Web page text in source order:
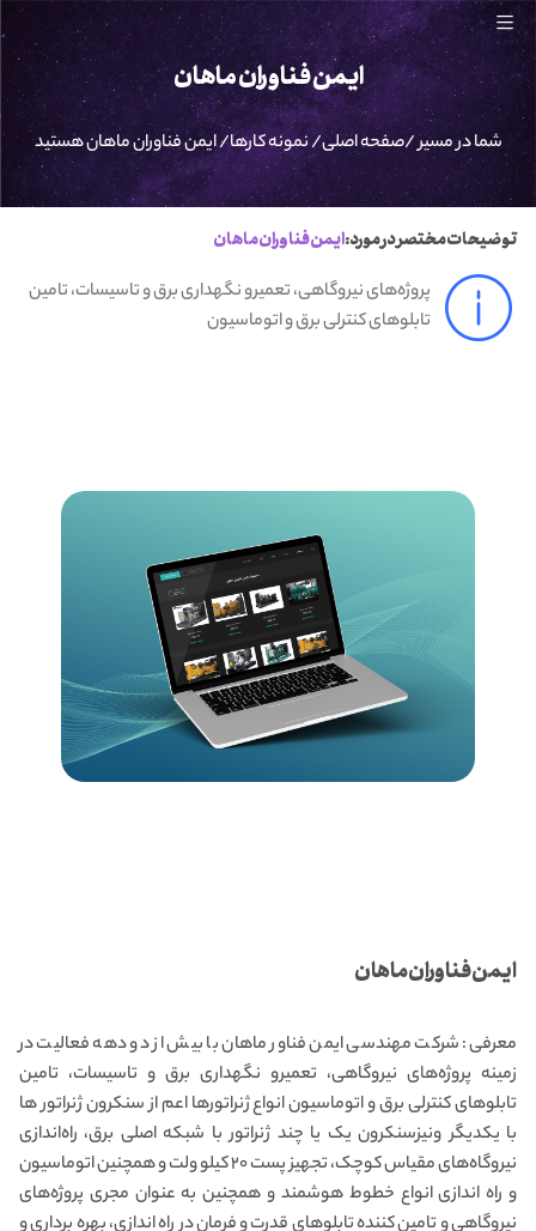
ایمن فناوران ماهان
شما در مسیر /صفحه اصلی/نمونه کارها/ایمن فناوران ماهانهستید
توضیحات مختصر در مورد :ایمن فناوران ماهان
پروژه‌های نیروگاهی، تعمیرو نگهداری برق و تاسیسات، تامین
تابلوهای کنترلی برق و اتوماسیون
ایمن فناوران ماهان
معرفی: شرکت مهندسی ایمن فناور ماهان با بیش از دو دهه فعالیت در
زمینه پروژه‌های نیروگاهی، تعمیرو نگهداری برق و تاسیسات، تامین
تابلوهای کنترلی برق و اتوماسیون انواع ژنراتورها اعم از سنکرون ژنراتور ها
با یکدیگر ونیزسنکرون یک یا چند ژنراتور با شبکه اصلی برق، راه‌اندازی
نیروگاه‌های مقیاس کوچک، تجهیز پست ۲۰ کیلو ولت و همچنین اتوماسیون
و راه اندازی انواع خطوط هوشمند و همچنین به عنوان مجری پروژه‌های
نیروگاهی و تامین کننده تابلوهای قدرت و فرمان در راه اندازی، بهره برداری و